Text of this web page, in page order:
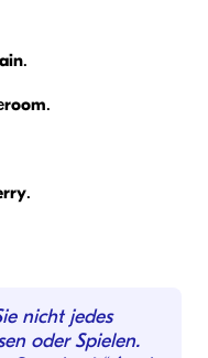
.
room.
.
nicht jedes
oder Spielen.